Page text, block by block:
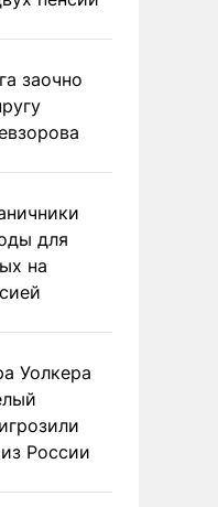
заочно
для
на
Уолкера
России